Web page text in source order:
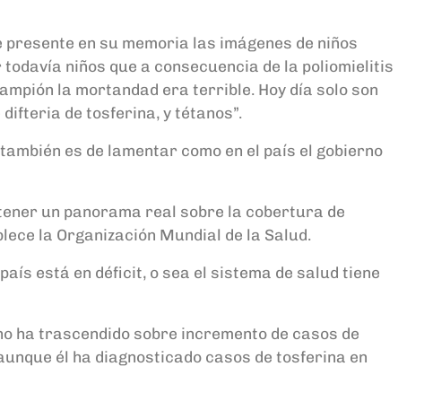
en su memoria las imágenes de niños
niños que a consecuencia de la poliomielitis
la mortandad era terrible. Hoy día solo son
de tosferina, y tétanos”.
es de lamentar como en el país el gobierno
un panorama real sobre la cobertura de
la Organización Mundial de la Salud.
está en déficit, o sea el sistema de salud tiene
ha trascendido sobre incremento de casos de
él ha diagnosticado casos de tosferina en